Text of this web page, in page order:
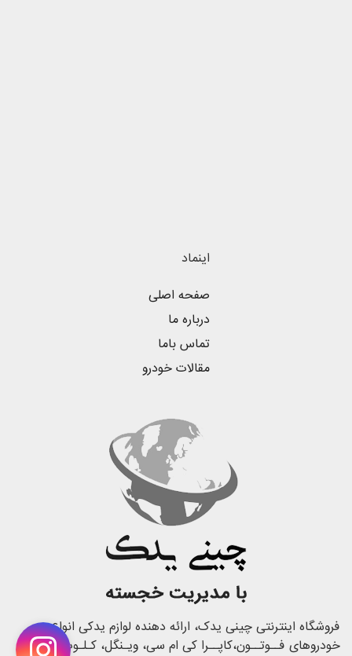
اینماد
صفحه اصلی
درباره ما
تماس باما
مقالات خودرو
فروشگاه اینترنتی چینی یدک، ارائه دهنده لوازم یدکی انواع
خودروهای فــوتــون،کاپــرا کی ام سی، ویـنگل، کـلـوت